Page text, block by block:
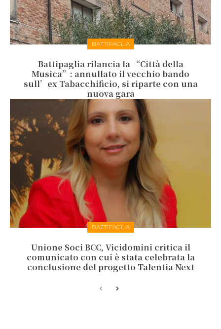
BATTIPAGLIA
Battipaglia rilancia la “Città della
Musica”: annullato il vecchio bando
sull’ex Tabacchificio, si riparte con una
nuova gara
BATTIPAGLIA
Unione Soci BCC, Vicidomini critica il
comunicato con cui è stata celebrata la
conclusione del progetto Talentia Next